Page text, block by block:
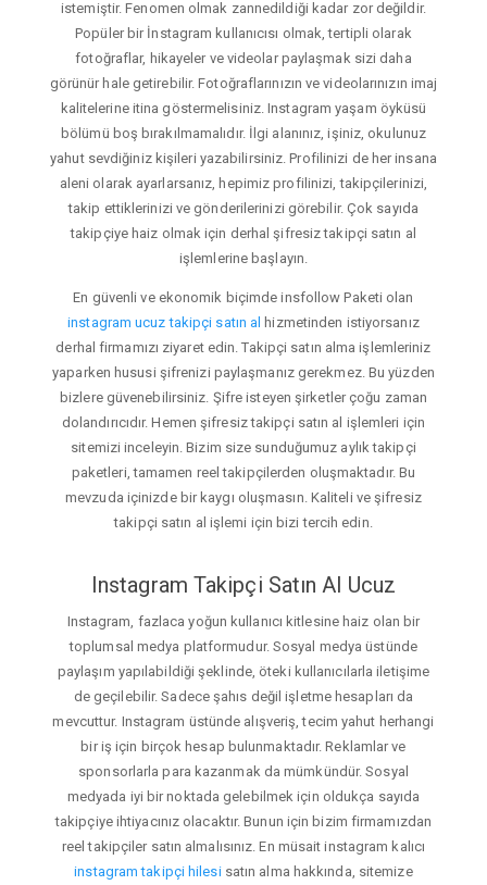
istemiştir. Fenomen olmak zannedildiği kadar zor değildir.
Popüler bir İnstagram kullanıcısı olmak, tertipli olarak
fotoğraflar, hikayeler ve videolar paylaşmak sizi daha
görünür hale getirebilir. Fotoğraflarınızın ve videolarınızın imaj
kalitelerine itina göstermelisiniz. Instagram yaşam öyküsü
bölümü boş bırakılmamalıdır. İlgi alanınız, işiniz, okulunuz
yahut sevdiğiniz kişileri yazabilirsiniz. Profilinizi de her insana
aleni olarak ayarlarsanız, hepimiz profilinizi, takipçilerinizi,
takip ettiklerinizi ve gönderilerinizi görebilir. Çok sayıda
takipçiye haiz olmak için derhal şifresiz takipçi satın al
işlemlerine başlayın.
En güvenli ve ekonomik biçimde insfollow Paketi olan
instagram ucuz takipçi satın al hizmetinden istiyorsanız
derhal firmamızı ziyaret edin. Takipçi satın alma işlemleriniz
yaparken hususi şifrenizi paylaşmanız gerekmez. Bu yüzden
bizlere güvenebilirsiniz. Şifre isteyen şirketler çoğu zaman
dolandırıcıdır. Hemen şifresiz takipçi satın al işlemleri için
sitemizi inceleyin. Bizim size sunduğumuz aylık takipçi
paketleri, tamamen reel takipçilerden oluşmaktadır. Bu
mevzuda içinizde bir kaygı oluşmasın. Kaliteli ve şifresiz
takipçi satın al işlemi için bizi tercih edin.
Instagram Takipçi Satın Al Ucuz
Instagram, fazlaca yoğun kullanıcı kitlesine haiz olan bir
toplumsal medya platformudur. Sosyal medya üstünde
paylaşım yapılabildiği şeklinde, öteki kullanıcılarla iletişime
de geçilebilir. Sadece şahıs değil işletme hesapları da
mevcuttur. Instagram üstünde alışveriş, tecim yahut herhangi
bir iş için birçok hesap bulunmaktadır. Reklamlar ve
sponsorlarla para kazanmak da mümkündür. Sosyal
medyada iyi bir noktada gelebilmek için oldukça sayıda
takipçiye ihtiyacınız olacaktır. Bunun için bizim firmamızdan
reel takipçiler satın almalısınız. En müsait instagram kalıcı
instagram takipçi hilesisatın alma hakkında, sitemize